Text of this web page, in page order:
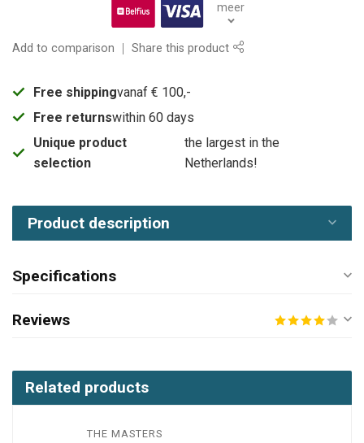
meer
Add to comparison Share this product
Free shippingvanaf € 100,-
Free returnswithin 60 days
Unique product
selection
the largest in the
Netherlands!
Product description
Specifications
Reviews
Related products
THE MASTERS